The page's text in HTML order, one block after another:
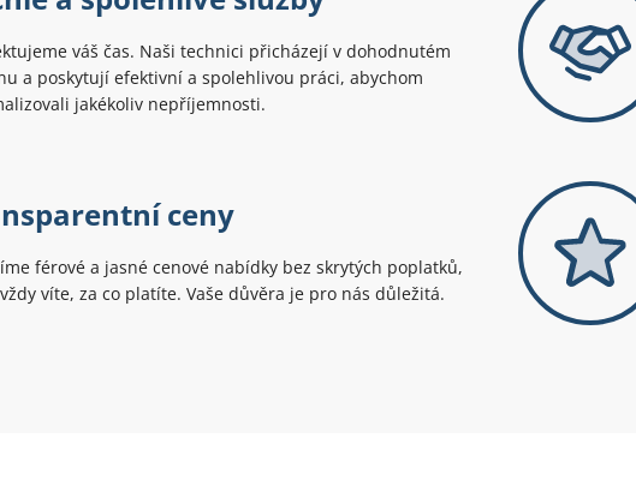
váš čas. Naši technici přicházejí v dohodnutém
a poskytují efektivní a spolehlivou práci, abychom
jakékoliv nepříjemnosti.
ceny
férové a jasné cenové nabídky bez skrytých poplatků,
víte, za co platíte. Vaše důvěra je pro nás důležitá.